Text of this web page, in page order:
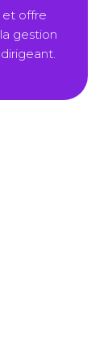
et offre
gestion